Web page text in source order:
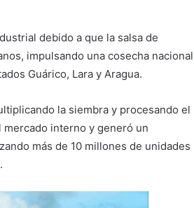
debido a que la salsa de
impulsando una cosecha nacional
Guárico, Lara y Aragua.
la siembra y procesando el
interno y generó un
más de 10 millones de unidades